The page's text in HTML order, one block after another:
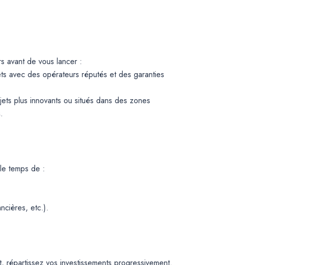
avant de vous lancer :
avec des opérateurs réputés et des garanties
plus innovants ou situés dans des zones
temps de :
etc.).